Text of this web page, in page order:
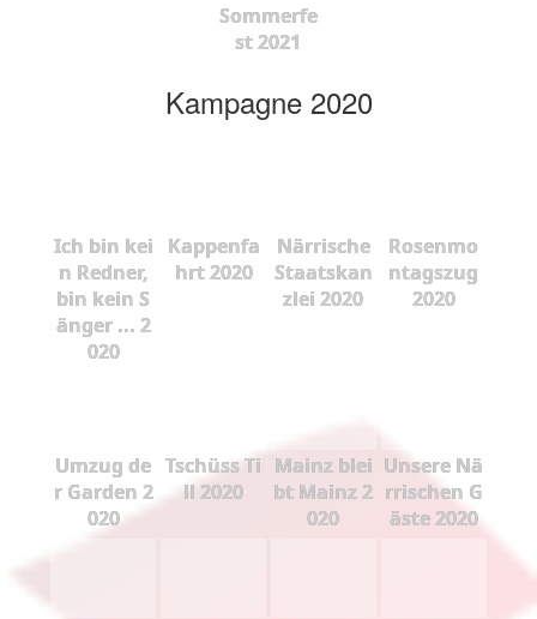
Sommerfe
st 2021
Kampagne 2020
Ich bin kei
n Redner,
bin kein S
änger ... 2
020
Kappenfa
hrt 2020
Närrische
Staatskan
zlei 2020
Rosenmo
ntagszug
2020
Umzug de
r Garden 2
020
Tschüss Ti
ll 2020
Mainz blei
bt Mainz 2
020
Unsere Nä
rrischen G
äste 2020